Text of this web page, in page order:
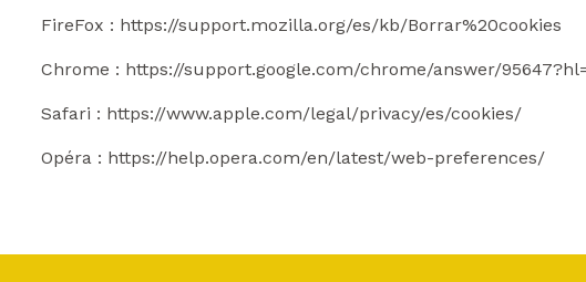
FireFox : https://support.mozilla.org/es/kb/Borrar%20cookies
Chrome : https://support.google.com/chrome/answer/
Safari : https://www.apple.com/legal/privacy/es/cookies/
Opéra : https://help.opera.com/en/latest/web-preferences/